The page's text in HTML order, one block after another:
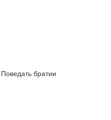
Поведать братии